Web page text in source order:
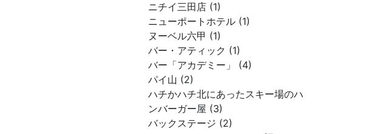
ニチイ三田店 (1)
ニューポートホテル (1)
ヌーベル六甲 (1)
バー・アティック (1)
バー「アカデミー」 (4)
パイ山 (2)
ハチかハチ北にあったスキー場のハ
ンバーガー屋 (3)
バックステージ (2)